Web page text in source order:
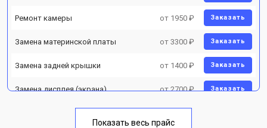
Ремонт камеры от 1950 ₽ Заказать
Замена материнской платы от 3300 ₽ Заказать
Замена задней крышки от 1400 ₽ Заказать
Замена дисплея (экрана) от 2700 ₽ Заказать
Показать весь прайс